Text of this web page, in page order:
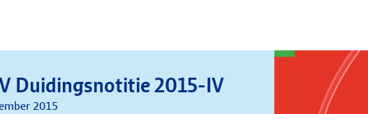
Duidingsnotitie 2015-IV
2015